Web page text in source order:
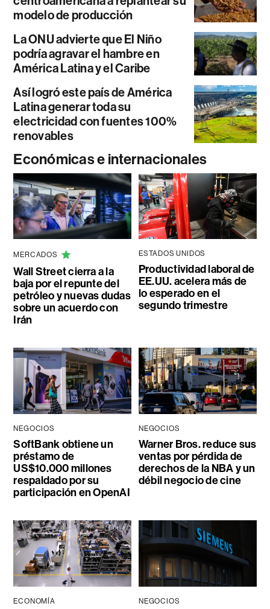
modelo de producción
La ONU advierte que El Niño
podría agravar el hambre en
América Latina y el Caribe
Así logró este país de América
Latina generar toda su
electricidad con fuentes 100%
renovables
Económicas e internacionales
MERCADOS
Wall Street cierra a la
baja por el repunte del
petróleo y nuevas dudas
sobre un acuerdo con
Irán
ESTADOS UNIDOS
Productividad laboral de
EE.UU. acelera más de
lo esperado en el
segundo trimestre
NEGOCIOS
SoftBank obtiene un
préstamo de
US$10.000 millones
respaldado por su
participación en OpenAI
NEGOCIOS
Warner Bros. reduce sus
ventas por pérdida de
derechos de la NBA y un
débil negocio de cine
ECONOMÍA NEGOCIOS